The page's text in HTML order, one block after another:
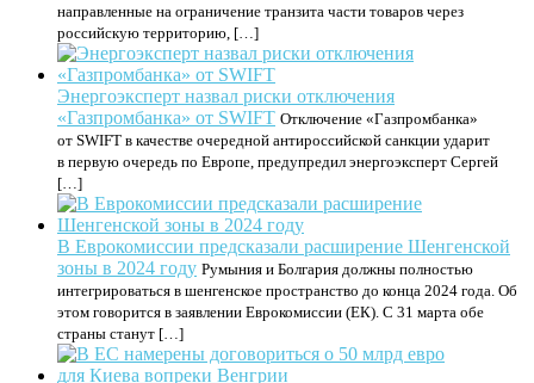
направленные на ограничение транзита части товаров через
российскую территорию, […]
Энергоэксперт назвал риски отключения
«Газпромбанка» от SWIFT Отключение «Газпромбанка»
от SWIFT в качестве очередной антироссийской санкции ударит
в первую очередь по Европе, предупредил энергоэксперт Сергей
[…]
В Еврокомиссии предсказали расширение Шенгенской
зоны в 2024 году Румыния и Болгария должны полностью
интегрироваться в шенгенское пространство до конца 2024 года. Об
этом говорится в заявлении Еврокомиссии (ЕК). С 31 марта обе
страны станут […]